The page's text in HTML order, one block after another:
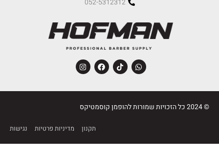
052-5312312
© 2024 כל הזכויות שמורות להופמן קוסמטיקס
תקנון מדיניות פרטיות נגישות